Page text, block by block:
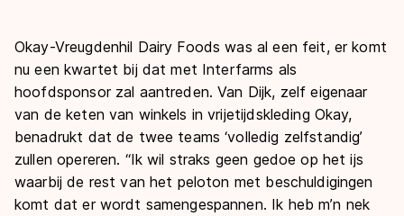
Okay-Vreugdenhil Dairy Foods was al een feit, er komt
nu een kwartet bij dat met Interfarms als
hoofdsponsor zal aantreden. Van Dijk, zelf eigenaar
van de keten van winkels in vrijetijdskleding Okay,
benadrukt dat de twee teams ‘volledig zelfstandig’
zullen opereren. “Ik wil straks geen gedoe op het ijs
waarbij de rest van het peloton met beschuldigingen
komt dat er wordt samengespannen. Ik heb m’n nek